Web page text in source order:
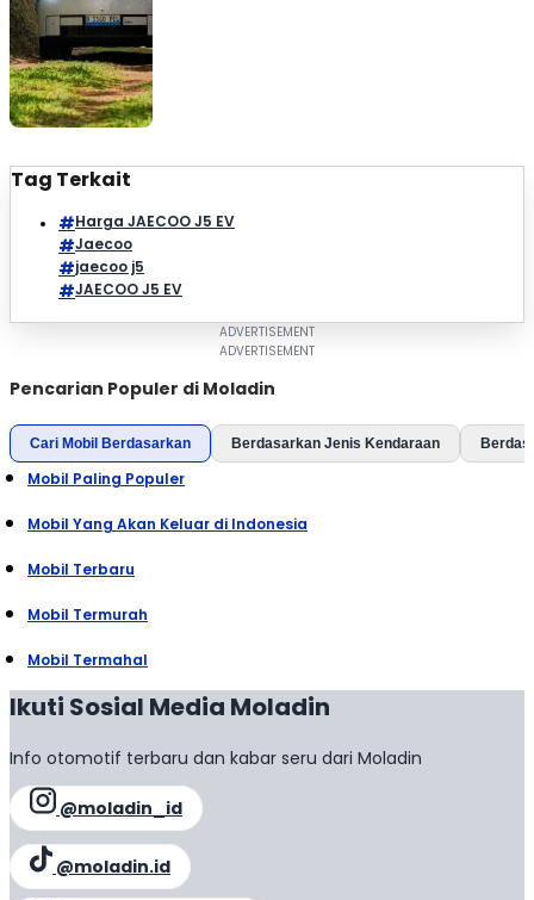
Tag Terkait
Harga JAECOO J5 EV
Jaecoo
jaecoo j5
JAECOO J5 EV
Pencarian Populer di Moladin
Cari Mobil Berdasarkan Berdasarkan Jenis Kendaraan
Mobil Paling Populer
Mobil Yang Akan Keluar di Indonesia
Mobil Terbaru
Mobil Termurah
Mobil Termahal
Ikuti Sosial Media Moladin
Info otomotif terbaru dan kabar seru dari Moladin
@moladin_id
@moladin.id